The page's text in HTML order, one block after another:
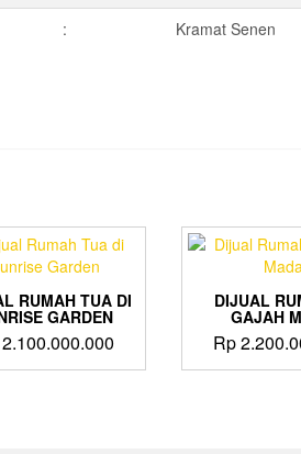
: Kramat Senen
RUMAH TUA DI
GARDEN
2.100.000.000
DIJUAL
GAJAH
Rp